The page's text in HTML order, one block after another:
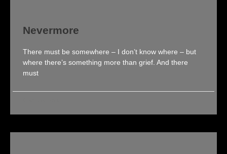
Nevermore
There must be somewhere – I don’t know where – but
where there’s something more than grief. And there
must